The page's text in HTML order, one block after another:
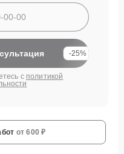
-25%
с политикой
от 600 ₽